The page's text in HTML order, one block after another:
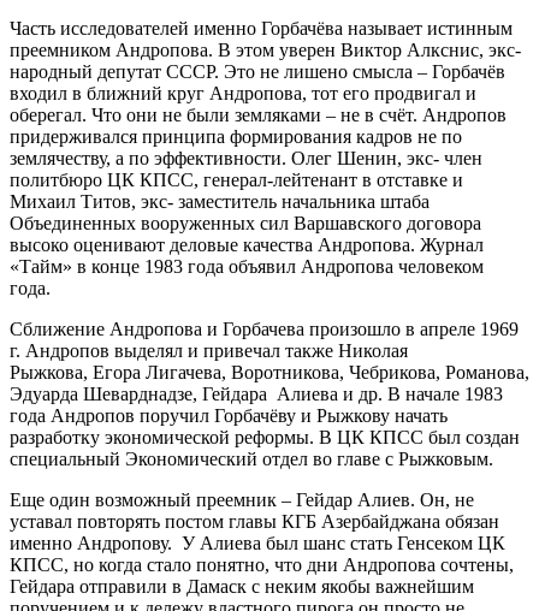
Часть исследователей именно Горбачёва называет истинным
преемником Андропова. В этом уверен Виктор Алкснис, экс-
народный депутат СССР. Это не лишено смысла – Горбачёв
входил в ближний круг Андропова, тот его продвигал и
оберегал. Что они не были земляками – не в счёт. Андропов
придерживался принципа формирования кадров не по
землячеству, а по эффективности. Олег Шенин, экс- член
политбюро ЦК КПСС, генерал-лейтенант в отставке и
Михаил Титов, экс- заместитель начальника штаба
Объединенных вооруженных сил Варшавского договора
высоко оценивают деловые качества Андропова. Журнал
«Тайм» в конце 1983 года объявил Андропова человеком
года.
Сближение Андропова и Горбачева произошло в апреле 1969
г. Андропов выделял и привечал также Николая
Рыжкова, Егора Лигачева, Воротникова, Чебрикова, Романова,
Эдуарда Шеварднадзе, Гейдара Алиева и др. В начале 1983
года Андропов поручил Горбачёву и Рыжкову начать
разработку экономической реформы. В ЦК КПСС был создан
специальный Экономический отдел во главе с Рыжковым.
Еще один возможный преемник – Гейдар Алиев. Он, не
уставал повторять постом главы КГБ Азербайджана обязан
именно Андропову. У Алиева был шанс стать Генсеком ЦК
КПСС, но когда стало понятно, что дни Андропова сочтены,
Гейдара отправили в Дамаск с неким якобы важнейшим